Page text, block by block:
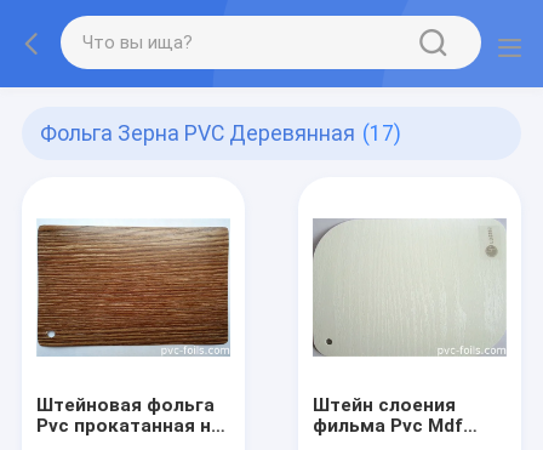
Фольга Зерна PVC Деревянная (17)
Штейновая фольга
Pvc прокатанная на
Штейн слоения
фильма Pvc Mdf